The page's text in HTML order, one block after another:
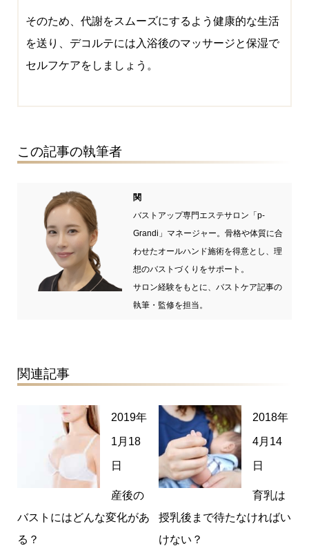
そのため、代謝をスムーズにするよう健康的な生活
を送り、デコルテには入浴後のマッサージと保湿で
セルフケアをしましょう。
この記事の執筆者
関
バストアップ専門エステサロン「p-
Grandi」マネージャー。骨格や体質に合
わせたオールハンド施術を得意とし、理
想のバストづくりをサポート。
サロン経験をもとに、バストケア記事の
執筆・監修を担当。
関連記事
2019年
1月18
日
産後の
バストにはどんな変化があ
る？
2018年
4月14
日
育乳は
授乳後まで待たなければい
けない？